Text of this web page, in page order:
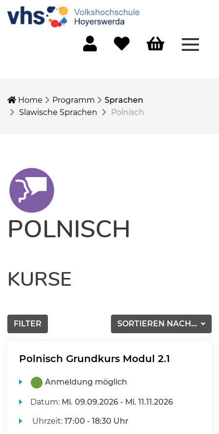
Home Programm
Sprachen
Slawische Sprachen
Polnisch
POLNISCH
KURSE
SORTIEREN NACH...
FILTER
Polnisch Grundkurs Modul 2.1
Anmeldung möglich
Datum: Mi. 09.09.2026 - Mi. 11.11.2026
Uhrzeit:17:00 - 18:30 Uhr